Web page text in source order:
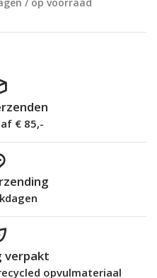
€ 85,-
verpakt
opvulmateriaal